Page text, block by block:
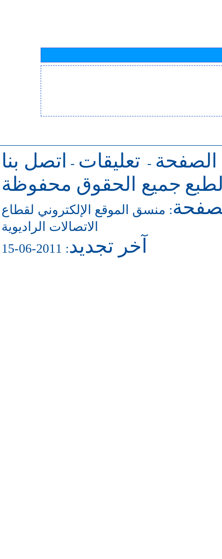
الصفحة - تعليقات -
اتصل بنا
جميع الحقوق محفوظة
: منسق الموقع الإلكتروني لقطاع
الاتصالات الراديوية
آخر تجديد: 2011-06-15